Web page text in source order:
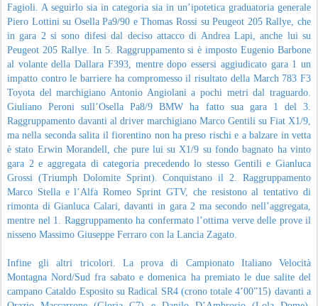
Fagioli. A seguirlo sia in categoria sia in un’ipotetica graduatoria generale
Piero Lottini su Osella Pa9/90 e Thomas Rossi su Peugeot 205 Rallye, che
in gara 2 si sono difesi dal deciso attacco di Andrea Lapi, anche lui su
Peugeot 205 Rallye. In 5. Raggruppamento si è imposto Eugenio Barbone
al volante della Dallara F393, mentre dopo essersi aggiudicato gara 1 un
impatto contro le barriere ha compromesso il risultato della March 783 F3
Toyota del marchigiano Antonio Angiolani a pochi metri dal traguardo.
Giuliano Peroni sull’Osella Pa8/9 BMW ha fatto sua gara 1 del 3.
Raggruppamento davanti al driver marchigiano Marco Gentili su Fiat X1/9,
ma nella seconda salita il fiorentino non ha preso rischi e a balzare in vetta
è stato Erwin Morandell, che pure lui su X1/9 su fondo bagnato ha vinto
gara 2 e aggregata di categoria precedendo lo stesso Gentili e Gianluca
Grossi (Triumph Dolomite Sprint). Conquistano il 2. Raggruppamento
Marco Stella e l’Alfa Romeo Sprint GTV, che resistono al tentativo di
rimonta di Gianluca Calari, davanti in gara 2 ma secondo nell’aggregata,
mentre nel 1. Raggruppamento ha confermato l’ottima verve delle prove il
nisseno Massimo Giuseppe Ferraro con la Lancia Zagato.
Infine gli altri tricolori. La prova di Campionato Italiano Velocità
Montagna Nord/Sud fra sabato e domenica ha premiato le due salite del
campano Cataldo Esposito su Radical SR4 (crono totale 4’00”15) davanti a